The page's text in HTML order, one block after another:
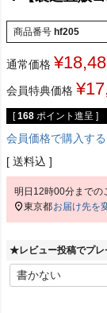
商品番号 hf205
通常価格 ¥
会員特典価格 ¥
[ 168 ポイント進呈 ]
会員価格で購入す
送料込
明日 12時00分 までの
東京都 お届け先を
★レビュー投稿でプレ